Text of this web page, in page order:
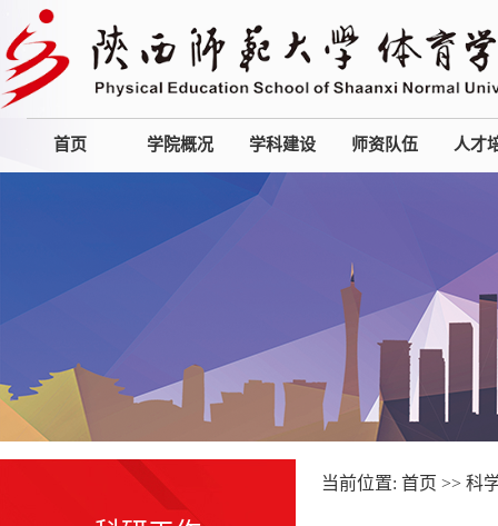
首页 学院概况 学科建设 师资队伍 人才
当前位置: 首页 >> 科